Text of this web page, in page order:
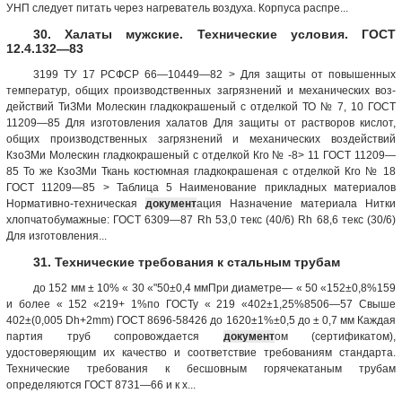
УНП следует питать через нагреватель воздуха. Корпуса распре...
30. Халаты мужские. Технические условия. ГОСТ
12.4.132—83
3199 ТУ 17 РСФСР 66—10449—82 > Для защиты от повышенных
температур, общих производственных загрязнений и механических воз­
действий ТиЗМи Молескин гладкокрашеный с от­делкой ТО № 7, 10 ГОСТ
11209—85 Для изго­товления халатов Для защиты от растворов кислот,
общих производ­ственных загряз­нений и механи­ческих воздейст­вий
КзоЗМи Молескин гладкокрашеный с от­делкой Кго № -8> 11 ГОСТ 11209—
85 То же КзоЗМи Ткань костюмная гладкокраше­ная с отделкой Кго № 18
ГОСТ 11209—85 > Таблица 5 Наименование прикладных материалов
Нормативно-техни­ческая документация Назначение материала Нитки
хлопчатобумаж­ные: ГОСТ 6309—87 Rh 53,0 текс (40/6) Rh 68,6 текс (30/6)
Для изготовления...
31. Технические требования к стальным трубам
до 152 мм ± 10% « 30 «"50±0,4 ммПри диаметре— « 50 «152±0,8%159
и более « 152 «219+ 1%по ГОСТу « 219 «402±1,25%8506—57 Свыше
402±(0,005 Dh+2mm) ГОСТ 8696-58426 до 1620±1%±0,5 до ± 0,7 мм Каждая
партия труб сопровождается документом (сертификатом),
удостоверяющим их качество и соответствие требованиям стандарта.
Технические требования к бесшовным горячекатаным трубам
определяются ГОСТ 8731—66 и к х...